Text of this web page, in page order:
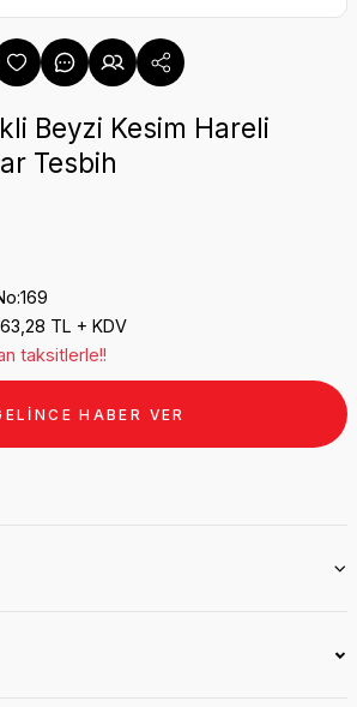
Beyzi Kesim Hareli
Tesbih
TL + KDV
taksitlerle!!
HABER VER